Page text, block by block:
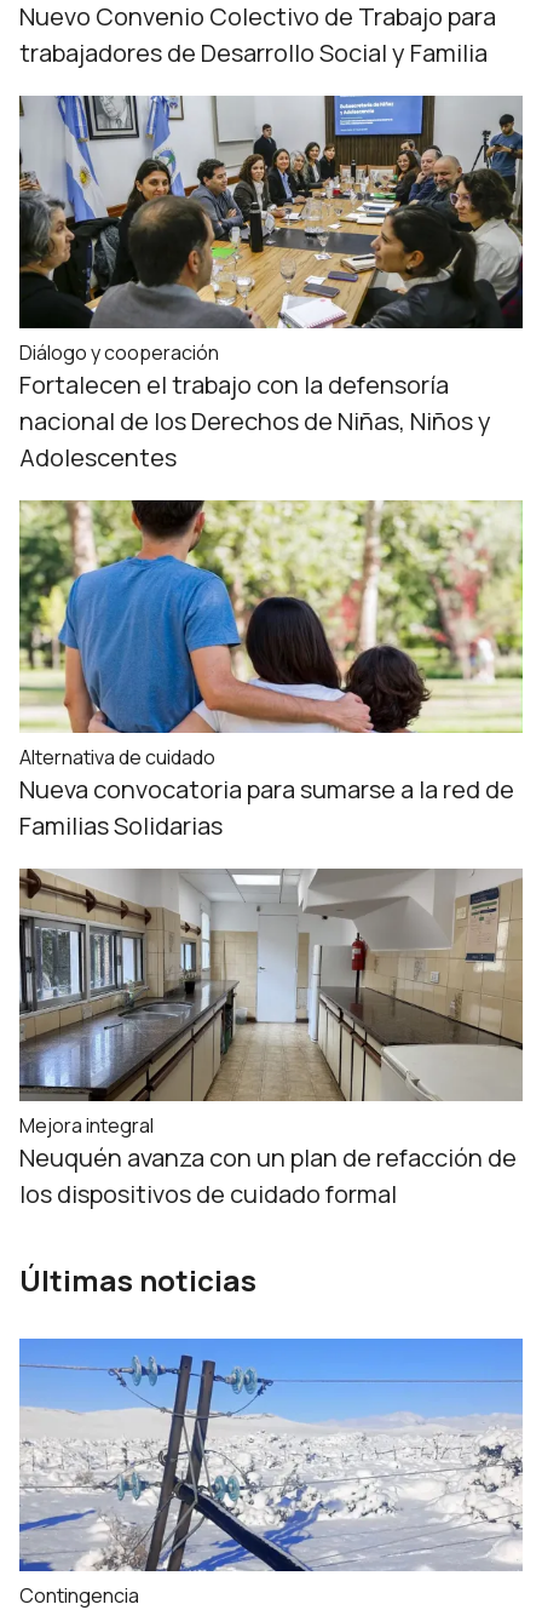
Nuevo Convenio Colectivo de Trabajo para
trabajadores de Desarrollo Social y Familia
Diálogo y cooperación
Fortalecen el trabajo con la defensoría
nacional de los Derechos de Niñas, Niños y
Adolescentes
Alternativa de cuidado
Nueva convocatoria para sumarse a la red de
Familias Solidarias
Mejora integral
Neuquén avanza con un plan de refacción de
los dispositivos de cuidado formal
Últimas noticias
Contingencia